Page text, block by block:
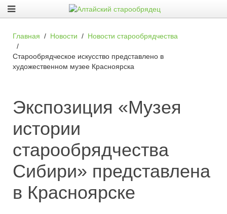
Главная Новости Новости старообрядчества
Старообрядческое искусство представлено в
художественном музее Красноярска
Экспозиция «Музея
истории
старообрядчества
Сибири» представлена
в Красноярске